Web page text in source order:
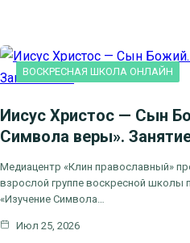
ВОСКРЕСНАЯ ШКОЛА ОНЛАЙН
Иисус Христос — Сын
Символа веры».
Медиацентр «Клин православный»
взрослой группе воскресной школы
«Изучение Символа…
Июл 25, 2026